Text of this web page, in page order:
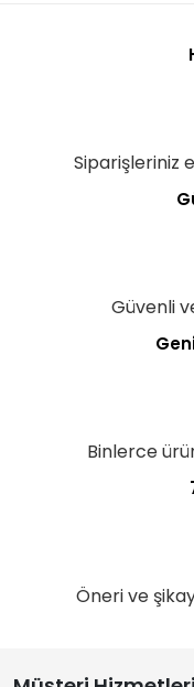
Siparişleriniz
Güvenli
Binlerce
Öneri ve